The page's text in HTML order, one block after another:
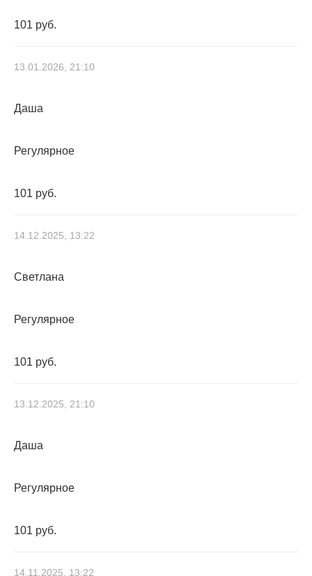
101 руб.
13.01.2026, 21:10
Даша
Регулярное
101 руб.
14.12.2025, 13:22
Светлана
Регулярное
101 руб.
13.12.2025, 21:10
Даша
Регулярное
101 руб.
14.11.2025, 13:22